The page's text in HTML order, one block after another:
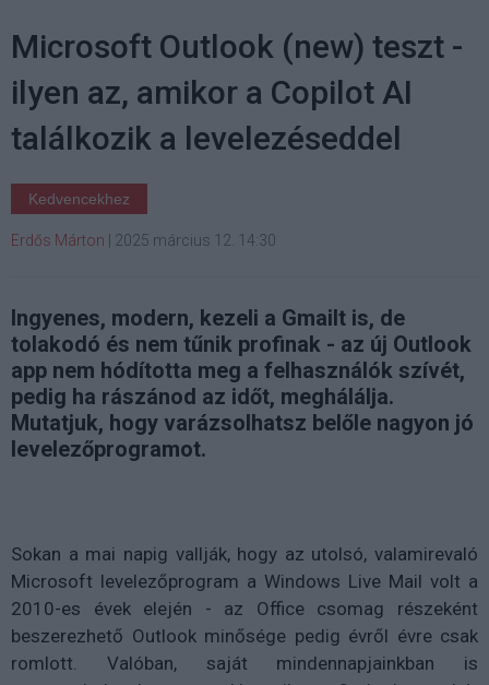
Microsoft Outlook (new) teszt -
ilyen az, amikor a Copilot AI
találkozik a levelezéseddel
Kedvencekhez
Erdős Márton 2025 március 12. 14:30
Ingyenes, modern, kezeli a Gmailt is, de
tolakodó és nem tűnik profinak - az új Outlook
app nem hódította meg a felhasználók szívét,
pedig ha rászánod az időt, meghálálja.
Mutatjuk, hogy varázsolhatsz belőle nagyon jó
levelezőprogramot.
Sokan a mai napig vallják, hogy az utolsó, valamirevaló
Microsoft levelezőprogram a Windows Live Mail volt a
2010-es évek elején - az Office csomag részeként
beszerezhető Outlook minősége pedig évről évre csak
romlott. Valóban, saját mindennapjainkban is